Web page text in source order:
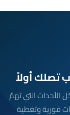
لكل الأحداث التي تهمّ
فورية وتغطية